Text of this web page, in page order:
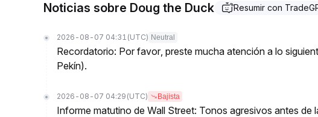
Noticias sobre Doug the Duck Resumir con
2026-08-07 04:31 (UTC) Neutral
Recordatorio: Por favor, preste mucha atención a lo
Pekín).
2026-08-07 04:29 (UTC) Bajista
Informe matutino de Wall Street: Tonos agresivos antes de